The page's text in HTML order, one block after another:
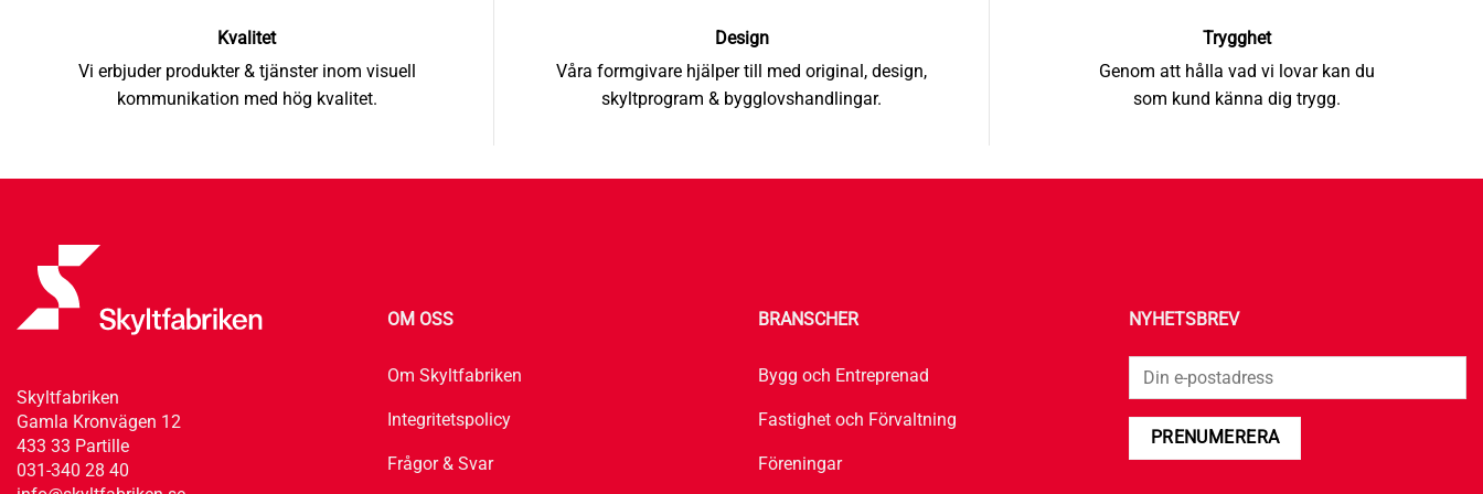
Kvalitet
Vi erbjuder produkter & tjänster inom visuell
kommunikation med hög kvalitet.
Design
Våra formgivare hjälper till med original, design,
skyltprogram & bygglovshandlingar.
Trygghet
Genom att hålla vad vi lovar kan du
som kund känna dig trygg.
Skyltfabriken
Gamla Kronvägen 12
433 33 Partille
031-340 28 40
OM OSS
Om Skyltfabriken
Integritetspolicy
Frågor & Svar
BRANSCHER
Bygg och Entreprenad
Fastighet och Förvaltning
Föreningar
NYHETSBREV